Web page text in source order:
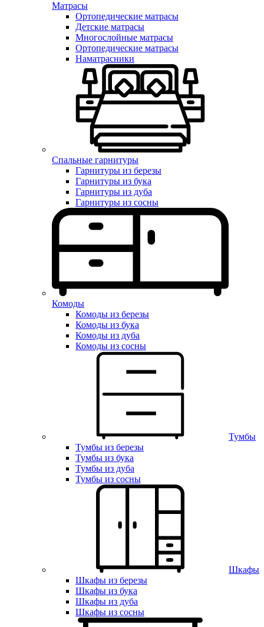
Матрасы
Ортопедические матрасы
Детские матрасы
Многослойные матрасы
Ортопедические матрасы
Наматрасники
Спальные гарнитуры
Гарнитуры из березы
Гарнитуры из бука
Гарнитуры из дуба
Гарнитуры из сосны
Комоды
Комоды из березы
Комоды из бука
Комоды из дуба
Комоды из сосны
Тумбы
Тумбы из березы
Тумбы из бука
Тумбы из дуба
Тумбы из сосны
Шкафы
Шкафы из березы
Шкафы из бука
Шкафы из дуба
Шкафы из сосны